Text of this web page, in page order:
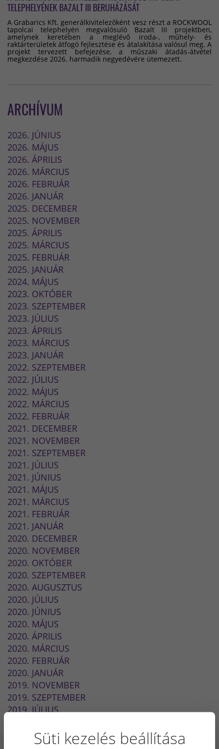
TELEPHELYÉNEK BAZALT III BERUHÁZÁSÁT
A Grabarics Kft. generálkivitelezőként vesz részt a ROCKWOOL
tapolcai telephelyén megvalósuló Bazalt III projektben,
amelynek keretében a meglévő iroda-, műhely- és
raktárterületek átfogó fejlesztése és átalakítása valósul meg. A
projekt tervezett befejezése, a műszaki átadás-átvétel
megkezdése 2026. harmadik negyedévére ütemezett.
ARCHÍVUM
2026. JÚNIUS
2026. MÁJUS
2026. ÁPRILIS
2026. MÁRCIUS
2026. FEBRUÁR
2026. JANUÁR
2025. DECEMBER
2025. NOVEMBER
2025. ÁPRILIS
2025. MÁRCIUS
2025. FEBRUÁR
2025. JANUÁR
2024. MÁJUS
2023. OKTÓBER
2023. SZEPTEMBER
2023. JÚLIUS
2023. ÁPRILIS
2023. MÁRCIUS
2023. JANUÁR
2022. SZEPTEMBER
2022. JÚLIUS
2022. MÁJUS
2022. MÁRCIUS
2022. FEBRUÁR
2021. DECEMBER
2021. NOVEMBER
2021. SZEPTEMBER
2021. JÚLIUS
2021. JÚNIUS
2021. MÁJUS
2021. MÁRCIUS
2021. FEBRUÁR
2021. JANUÁR
2020. DECEMBER
2020. NOVEMBER
2020. OKTÓBER
2020. SZEPTEMBER
2020. AUGUSZTUS
2020. JÚLIUS
2020. JÚNIUS
2020. MÁJUS
2020. ÁPRILIS
2020. MÁRCIUS
2020. FEBRUÁR
2020. JANUÁR
2019. NOVEMBER
2019. SZEPTEMBER
2019. JÚLIUS
2019. MÁJUS
2019. ÁPRILIS
Süti kezelés beállítása